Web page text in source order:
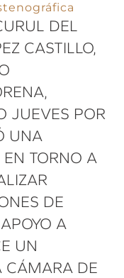
DEL
CASTILLO,
JUEVES POR
UNA
EN TORNO A
DE
A
UN
CÁMARA DE